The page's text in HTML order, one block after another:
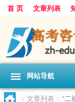
首 页 文章列表
网站导航
> 文章列表 > “二